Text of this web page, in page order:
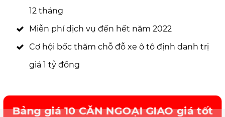
12 tháng
Miễn phí dịch vụ đến hết năm 2022
Cơ hội bốc thăm chỗ đỗ xe ô tô định danh trị
giá 1 tỷ đồng
Bảng giá 10 CĂN NGOẠI GIAO giá tốt